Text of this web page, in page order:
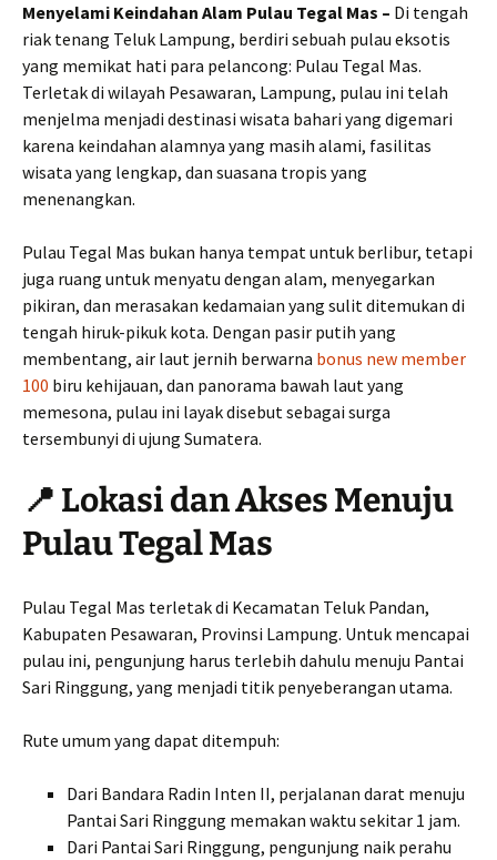
Menyelami Keindahan Alam Pulau Tegal Mas – Di tengah
riak tenang Teluk Lampung, berdiri sebuah pulau eksotis
yang memikat hati para pelancong: Pulau Tegal Mas.
Terletak di wilayah Pesawaran, Lampung, pulau ini telah
menjelma menjadi destinasi wisata bahari yang digemari
karena keindahan alamnya yang masih alami, fasilitas
wisata yang lengkap, dan suasana tropis yang
menenangkan.
Pulau Tegal Mas bukan hanya tempat untuk berlibur, tetapi
juga ruang untuk menyatu dengan alam, menyegarkan
pikiran, dan merasakan kedamaian yang sulit ditemukan di
tengah hiruk-pikuk kota. Dengan pasir putih yang
membentang, air laut jernih berwarna bonus new member
100 biru kehijauan, dan panorama bawah laut yang
memesona, pulau ini layak disebut sebagai surga
tersembunyi di ujung Sumatera.
📍 Lokasi dan Akses Menuju
Pulau Tegal Mas
Pulau Tegal Mas terletak di Kecamatan Teluk Pandan,
Kabupaten Pesawaran, Provinsi Lampung. Untuk mencapai
pulau ini, pengunjung harus terlebih dahulu menuju Pantai
Sari Ringgung, yang menjadi titik penyeberangan utama.
Rute umum yang dapat ditempuh:
Dari Bandara Radin Inten II, perjalanan darat menuju
Pantai Sari Ringgung memakan waktu sekitar 1 jam.
Dari Pantai Sari Ringgung, pengunjung naik perahu